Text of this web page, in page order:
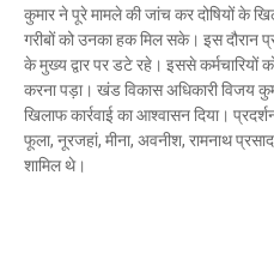
कुमार ने पूरे मामले की जांच कर दोषियों के
गरीबों को उनका हक मिल सके। इस दौरान
के मुख्य द्वार पर डटे रहे। इससे कर्मचारियों
करना पड़ा। खंड विकास अधिकारी विजय
खिलाफ कार्रवाई का आश्वासन दिया।
फूला, नूरजहां, मीना, अवनीश, रामनाथ
शामिल थे।